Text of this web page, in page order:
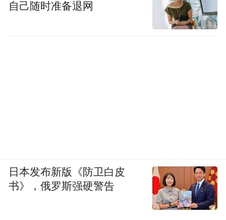
自己随时准备退网
日本发布新版《防卫白皮
书》，俄罗斯强硬警告